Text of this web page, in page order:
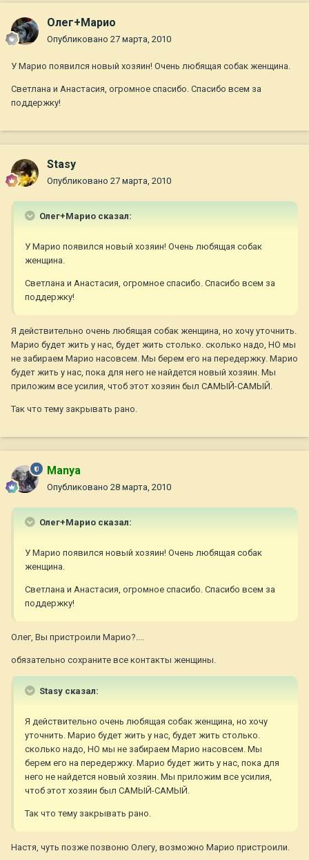
Олег+Марио
Опубликовано 27 марта, 2010
У Марио появился новый хозяин! Очень любящая собак женщина.
Светлана и Анастасия, огромное спасибо. Спасибо всем за
поддержку!
Stasy
Опубликовано 27 марта, 2010
Олег+Марио сказал:
У Марио появился новый хозяин! Очень любящая собак
женщина.
Светлана и Анастасия, огромное спасибо. Спасибо всем за
поддержку!
Я действительно очень любящая собак женщина, но хочу уточнить.
Марио будет жить у нас, будет жить столько. сколько надо, НО мы
не забираем Марио насовсем. Мы берем его на передержку. Марио
будет жить у нас, пока для него не найдется новый хозяин. Мы
приложим все усилия, чтоб этот хозяин был САМЫЙ-САМЫЙ.
Так что тему закрывать рано.
Manya
Опубликовано 28 марта, 2010
Олег+Марио сказал:
У Марио появился новый хозяин! Очень любящая собак
женщина.
Светлана и Анастасия, огромное спасибо. Спасибо всем за
поддержку!
Олег, Вы пристроили Марио?....
обязательно сохраните все контакты женщины.
Stasy сказал:
Я действительно очень любящая собак женщина, но хочу
уточнить. Марио будет жить у нас, будет жить столько.
сколько надо, НО мы не забираем Марио насовсем. Мы
берем его на передержку. Марио будет жить у нас, пока для
него не найдется новый хозяин. Мы приложим все усилия,
чтоб этот хозяин был САМЫЙ-САМЫЙ.
Так что тему закрывать рано.
Настя, чуть позже позвоню Олегу, возможно Марио пристроили.